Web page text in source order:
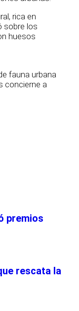
rica en
sobre los
huesos
fauna urbana
concierne a
premios
rescata la